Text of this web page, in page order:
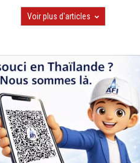
Voir plus d'articles